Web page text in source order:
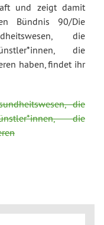
und zeigt damit
Bündnis 90/Die
die
die
haben, findet ihr
die
die